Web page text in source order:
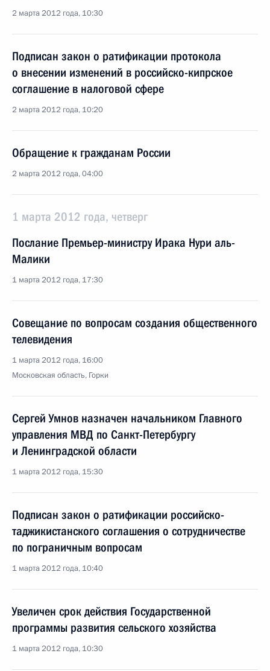
2 марта 2012 года, 10:30
Подписан закон о ратификации протокола
о внесении изменений в российско-кипрское
соглашение в налоговой сфере
2 марта 2012 года, 10:20
Обращение к гражданам России
2 марта 2012 года, 04:00
1 марта 2012 года, четверг
Послание Премьер-министру Ирака Нури аль-
Малики
1 марта 2012 года, 17:30
Совещание по вопросам создания общественного
телевидения
1 марта 2012 года, 16:00
Московская область, Горки
Сергей Умнов назначен начальником Главного
управления МВД по Санкт-Петербургу
и Ленинградской области
1 марта 2012 года, 15:30
Подписан закон о ратификации российско-
таджикистанского соглашения о сотрудничестве
по пограничным вопросам
1 марта 2012 года, 10:40
Увеличен срок действия Государственной
программы развития сельского хозяйства
1 марта 2012 года, 10:30